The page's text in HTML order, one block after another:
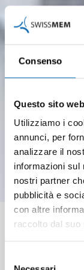
Consenso
Questo sito
Utilizziamo i
annunci, per
analizzare il
informazioni sul
nostri partner
pubblicità e
con altre
raccolto dal suo